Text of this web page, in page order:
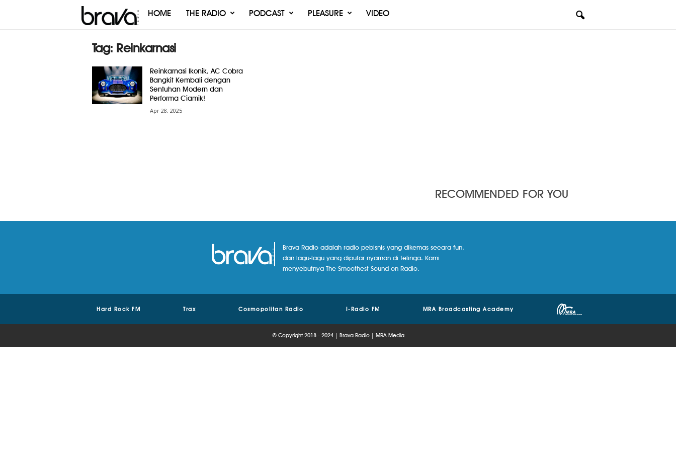
Brava
HOME THE RADIO PODCAST PLEASURE VIDEO
Tag: Reinkarnasi
Reinkarnasi Ikonik, AC Cobra
Bangkit Kembali dengan
Sentuhan Modern dan
Performa Ciamik!
Apr 28, 2025
RECOMMENDED FOR YOU
Brava Radio adalah radio pebisnis yang dikemas secara fun,
dan lagu-lagu yang diputar nyaman di telinga. Kami
menyebutnya The Smoothest Sound on Radio.
Hard Rock FM Trax Cosmopolitan Radio I-Radio FM MRA Broadcasting Academy
© Copyright 2018 - 2024 | Brava Radio | MRA Media